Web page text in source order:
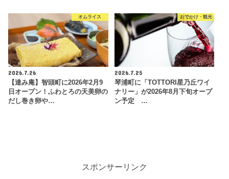
オムライス
2026.7.26
【達み庵】智頭町に2026年2月9
日オープン！ふわとろの天美卵の
だし巻き卵や…
おでかけ・観光
2026.7.25
琴浦町に「TOTTORI星乃丘ワイ
ナリー」が2026年8月下旬オープ
ン予定 …
スポンサーリンク